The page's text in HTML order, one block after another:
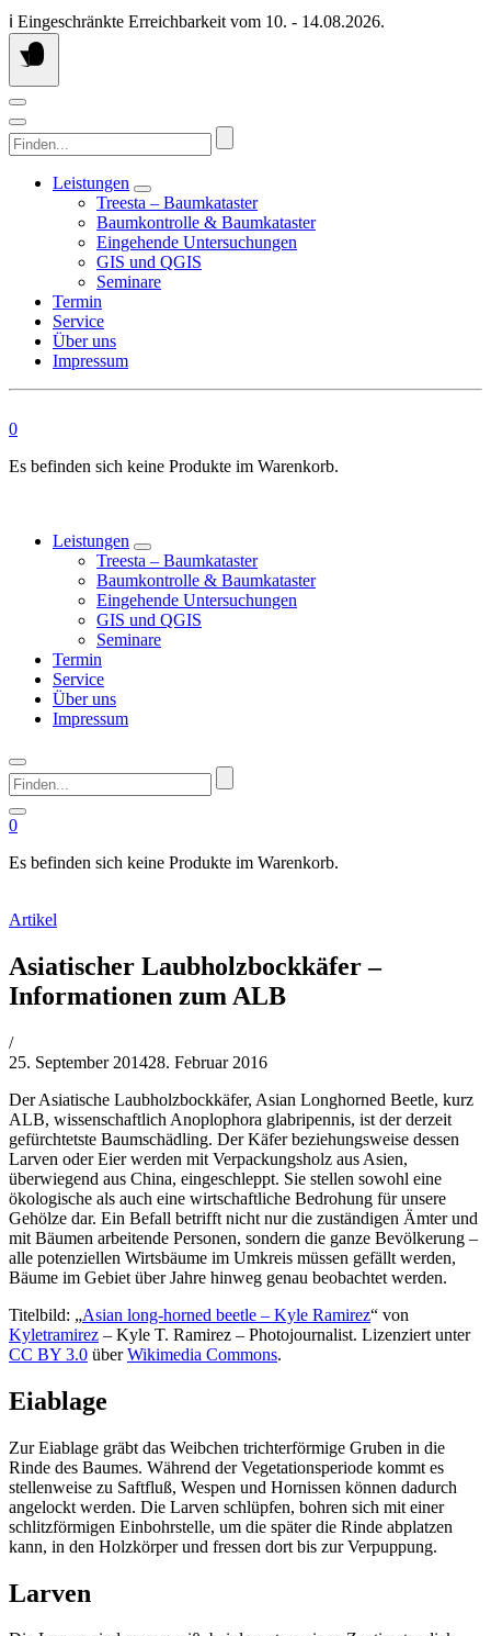
Springen
Sie
zum
ℹ️ Eingeschränkte Erreichbarkeit vom 10. - 14.08.2026.
Finden...
Leistungen
Treesta – Baumkataster
Baumkontrolle & Baumkataster
Eingehende Untersuchungen
GIS und QGIS
Seminare
Termin
Service
Über uns
Impressum
0
Es befinden sich keine Produkte im Warenkorb.
Leistungen
Treesta – Baumkataster
Baumkontrolle & Baumkataster
Eingehende Untersuchungen
GIS und QGIS
Seminare
Termin
Service
Über uns
Impressum
Finden...
0
Es befinden sich keine Produkte im Warenkorb.
Artikel
Asiatischer Laubholzbockkäfer –
Informationen zum ALB
von
Philipp
/
25. September 201428. Februar 2016
Der Asiatische Laubholzbockkäfer, Asian Longhorned Beetle, kurz
ALB, wissenschaftlich Anoplophora glabripennis, ist der derzeit
gefürchtetste Baumschädling. Der Käfer beziehungsweise dessen
Larven oder Eier werden mit Verpackungsholz aus Asien,
überwiegend aus China, eingeschleppt. Sie stellen sowohl eine
ökologische als auch eine wirtschaftliche Bedrohung für unsere
Gehölze dar. Ein Befall betrifft nicht nur die zuständigen Ämter und
mit Bäumen arbeitende Personen, sondern die ganze Bevölkerung –
alle potenziellen Wirtsbäume im Umkreis müssen gefällt werden,
Bäume im Gebiet über Jahre hinweg genau beobachtet werden.
Titelbild: „Asian long-horned beetle – Kyle Ramirez“ von
Kyletramirez – Kyle T. Ramirez – Photojournalist. Lizenziert unter
CC BY 3.0 überWikimedia Commons.
Eiablage
Zur Eiablage gräbt das Weibchen trichterförmige Gruben in die
Rinde des Baumes. Während der Vegetationsperiode kommt es
stellenweise zu Saftfluß, Wespen und Hornissen können dadurch
angelockt werden. Die Larven schlüpfen, bohren sich mit einer
schlitzförmigen Einbohrstelle, um die später die Rinde abplatzen
kann, in den Holzkörper und fressen dort bis zur Verpuppung.
Larven